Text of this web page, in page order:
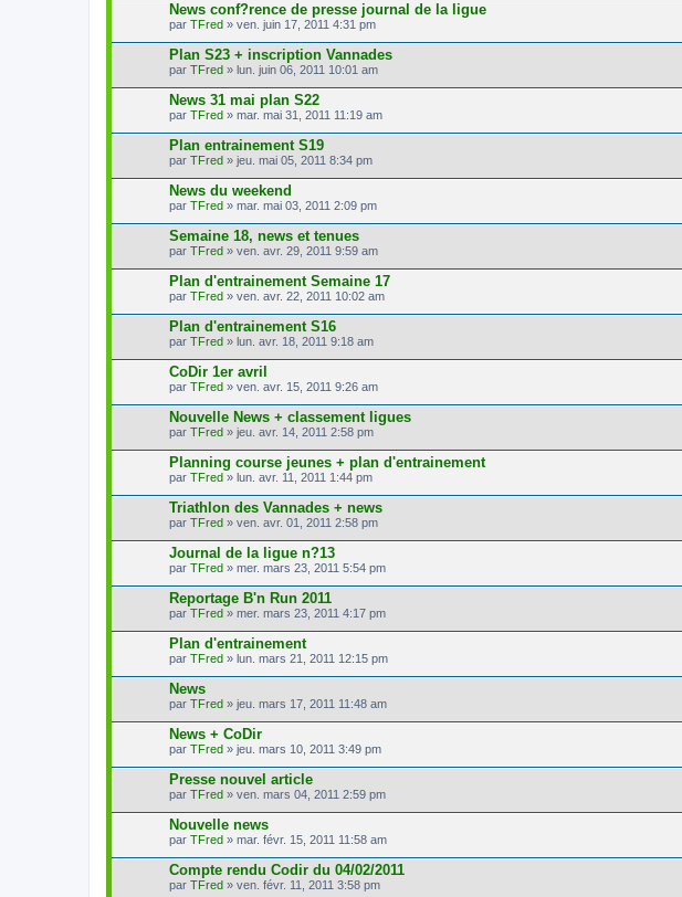
News conf?rence de presse journal de la ligue
par TFred » ven. juin 17, 2011 4:31 pm
Plan S23 + inscription Vannades
par TFred » lun. juin 06, 2011 10:01 am
News 31 mai plan S22
par TFred » mar. mai 31, 2011 11:19 am
Plan entrainement S19
par TFred » jeu. mai 05, 2011 8:34 pm
News du weekend
par TFred » mar. mai 03, 2011 2:09 pm
Semaine 18, news et tenues
par TFred » ven. avr. 29, 2011 9:59 am
Plan d'entrainement Semaine 17
par TFred » ven. avr. 22, 2011 10:02 am
Plan d'entrainement S16
par TFred » lun. avr. 18, 2011 9:18 am
CoDir 1er avril
par TFred » ven. avr. 15, 2011 9:26 am
Nouvelle News + classement ligues
par TFred » jeu. avr. 14, 2011 2:58 pm
Planning course jeunes + plan d'entrainement
par TFred » lun. avr. 11, 2011 1:44 pm
Triathlon des Vannades + news
par TFred » ven. avr. 01, 2011 2:58 pm
Journal de la ligue n?13
par TFred » mer. mars 23, 2011 5:54 pm
Reportage B'n Run 2011
par TFred » mer. mars 23, 2011 4:17 pm
Plan d'entrainement
par TFred » lun. mars 21, 2011 12:15 pm
News
par TFred » jeu. mars 17, 2011 11:48 am
News + CoDir
par TFred » jeu. mars 10, 2011 3:49 pm
Presse nouvel article
par TFred » ven. mars 04, 2011 2:59 pm
Nouvelle news
par TFred » mar. févr. 15, 2011 11:58 am
Compte rendu Codir du 04/02/2011
par TFred » ven. févr. 11, 2011 3:58 pm